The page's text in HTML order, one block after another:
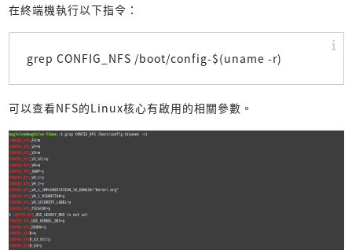
在終端機執行以下指令：
grep CONFIG_NFS /boot/config-$(uname -r)
可以查看NFS的Linux核心有啟用的相關參數。